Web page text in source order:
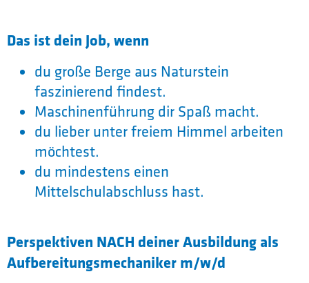
Das ist dein Job, wenn
du große Berge aus Naturstein
faszinierend findest.
Maschinenführung dir Spaß macht.
du lieber unter freiem Himmel arbeiten
möchtest.
du mindestens einen
Mittelschulabschluss hast.
Perspektiven NACH deiner Ausbildung als
Aufbereitungsmechaniker m/w/d